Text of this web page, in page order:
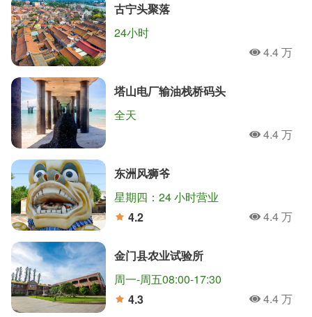
翟山坑道 狮山炮阵地 清金门镇总兵署
北山播音墙 沙美老街
古宁头聚落
24小时
人氣4.4 万
塔山电厂输油栈桥码头
全天
人氣4.4 万
东洲风狮爷
星期四：24 小时营业
4.2
人氣4.4 万
金门县农业试验所
周一-周五08:00-17:30
4.3
人氣4.4 万